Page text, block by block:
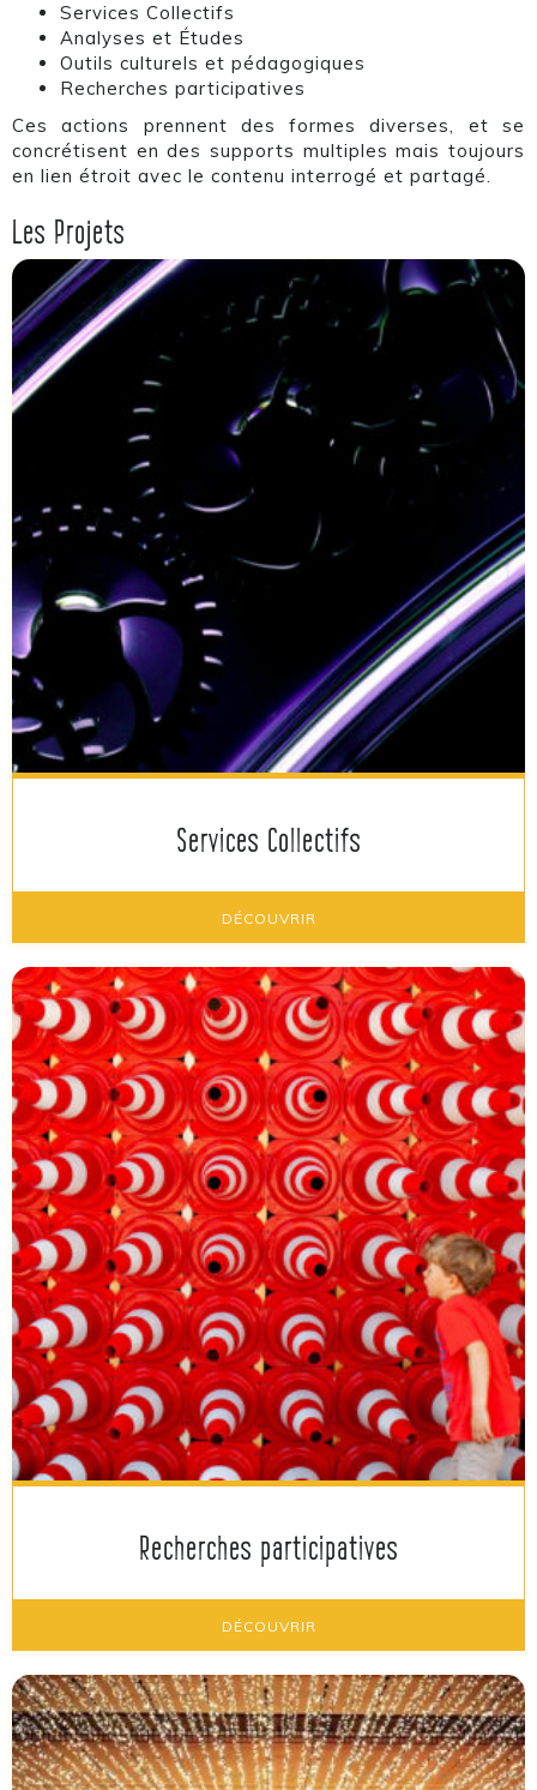
Services Collectifs
Analyses et Études
Outils culturels et pédagogiques
Recherches participatives
Ces actions prennent des formes diverses, et se
concrétisent en des supports multiples mais toujours
en lien étroit avec le contenu interrogé et partagé.
Les Projets
Services Collectifs
DÉCOUVRIR
Recherches participatives
DÉCOUVRIR